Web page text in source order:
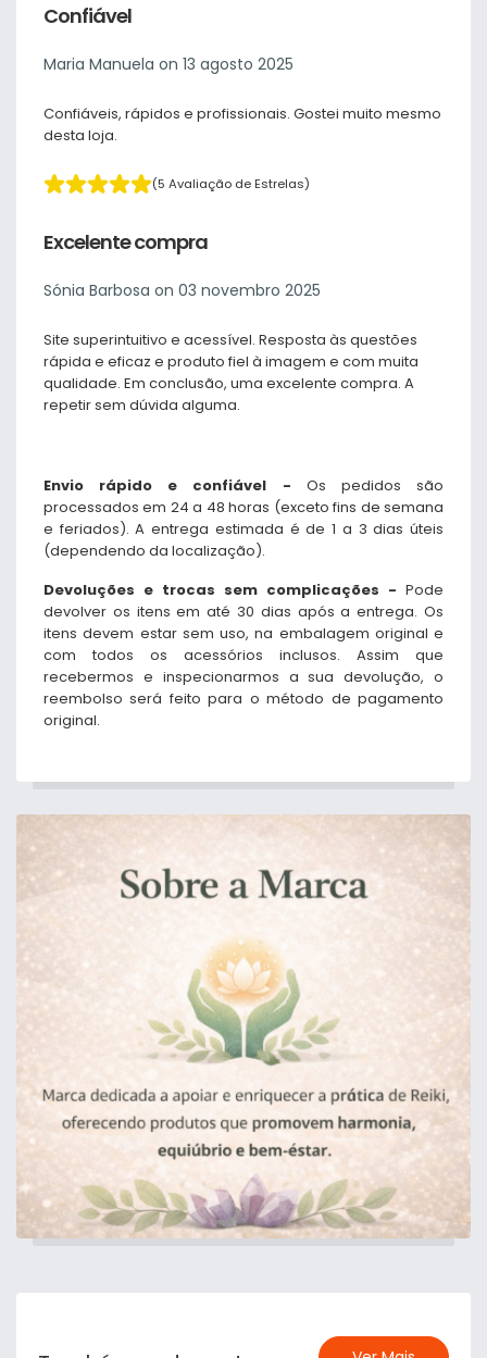
Confiável
Maria Manuela on 13 agosto 2025
Confiáveis, rápidos e profissionais. Gostei muito mesmo
desta loja.
(5 Avaliação de Estrelas)
Excelente compra
Sónia Barbosa on 03 novembro 2025
Site superintuitivo e acessível. Resposta às questões
rápida e eficaz e produto fiel à imagem e com muita
qualidade. Em conclusão, uma excelente compra. A
repetir sem dúvida alguma.
Envio rápido e confiável - Os pedidos são
processados ​​em 24 a 48 horas (exceto fins de semana
e feriados). A entrega estimada é de 1 a 3 dias úteis
(dependendo da localização).
Devoluções e trocas sem complicações - Pode
devolver os itens em até 30 dias após a entrega. Os
itens devem estar sem uso, na embalagem original e
com todos os acessórios inclusos. Assim que
recebermos e inspecionarmos a sua devolução, o
reembolso será feito para o método de pagamento
original.